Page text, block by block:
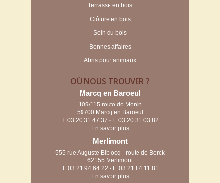
Terrasse en bois
Clôture en bois
Soin du bois
Bonnes affaires
Abris pour animaux
OÙ NOUS TROUVER ?
Marcq en Baroeul
109/115 route de Menin
59700 Marcq en Baroeul
T. 03 20 31 47 37 - F. 03 20 31 03 82
En savoir plus
Merlimont
555 rue Auguste Biblocq - route de Berck
62155 Merlimont
T. 03 21 94 64 22 - F. 03 21 84 11 81
En savoir plus